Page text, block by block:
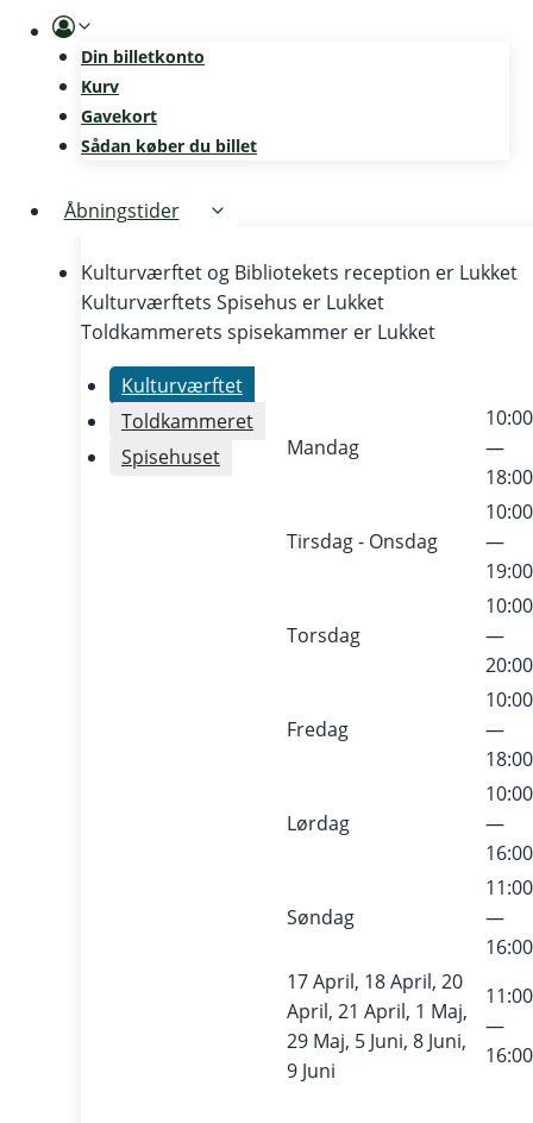
Din billetkonto
Kurv
Gavekort
Sådan køber du billet
Åbningstider
Kulturværftet og Bibliotekets reception er Lukket
Kulturværftets Spisehus er Lukket
Toldkammerets spisekammer er Lukket
Kulturværftet
Toldkammeret
Spisehuset
Mandag
10:00
—
18:00
Tirsdag - Onsdag
10:00
—
19:00
Torsdag
10:00
—
20:00
Fredag
10:00
—
18:00
Lørdag
10:00
—
16:00
Søndag
11:00
—
16:00
17 April, 18 April, 20
April, 21 April, 1 Maj,
29 Maj, 5 Juni, 8 Juni,
9 Juni
11:00
—
16:00